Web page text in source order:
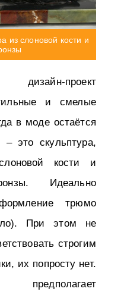
из слоновой кости и
проект
и смелые
в моде остаётся
это скульптура,
кости и
Идеально
трюмо
При этом не
строгим
их попросту нет.